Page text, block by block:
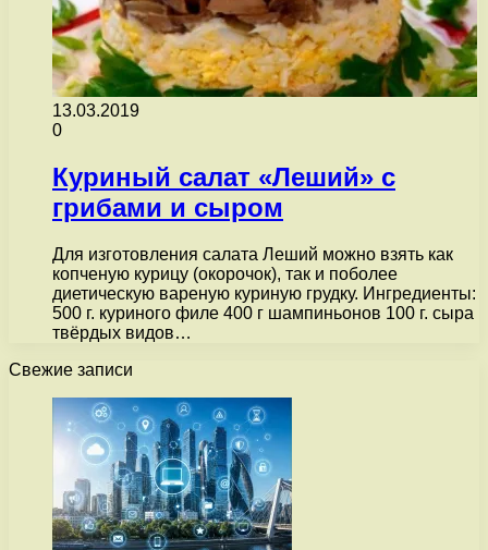
13.03.2019
0
Куриный салат «Леший» с
грибами и сыром
Для изготовления салата Леший можно взять как
копченую курицу (окорочок), так и поболее
диетическую вареную куриную грудку. Ингредиенты:
500 г. куриного филе 400 г шампиньонов 100 г. сыра
твёрдых видов…
Свежие записи